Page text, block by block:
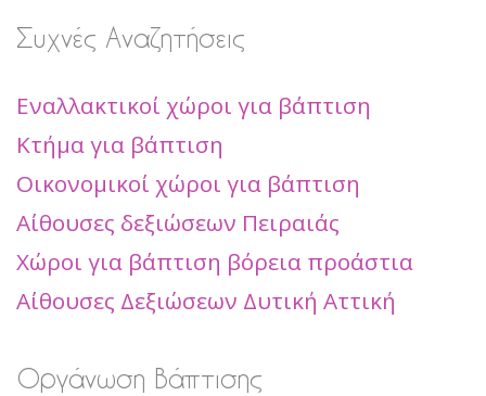
Συχνές Αναζητήσεις
Εναλλακτικοί χώροι για βάπτιση
Κτήμα για βάπτιση
Οικονομικοί χώροι για βάπτιση
Αίθουσες δεξιώσεων Πειραιάς
Χώροι για βάπτιση βόρεια προάστια
Αίθουσες Δεξιώσεων Δυτική Αττική
Οργάνωση Βάπτισης